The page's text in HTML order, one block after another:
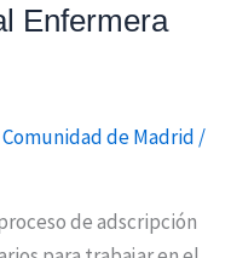
Enfermera
Comunidad de Madrid /
de adscripción